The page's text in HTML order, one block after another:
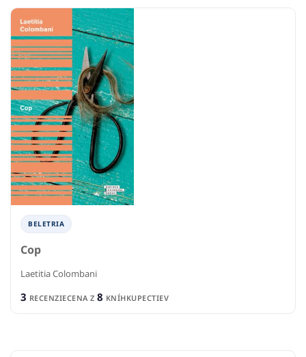
BELETRIA
Cop
Laetitia Colombani
3 RECENZIECENA Z 8 KNÍHKUPECTIEV